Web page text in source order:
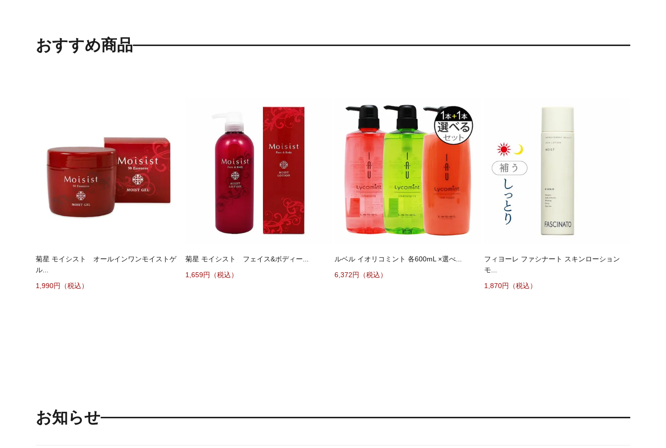
おすすめ商品
菊星 モイシスト オールインワンモイストゲ
ル...
1,990円（税込）
菊星 モイシスト フェイス&ボディー...
1,659円（税込）
ルベル イオリコミント 各600mL ×選べ...
6,372円（税込）
フィヨーレ ファシナート スキンローション
モ...
1,870円（税込）
お知らせ